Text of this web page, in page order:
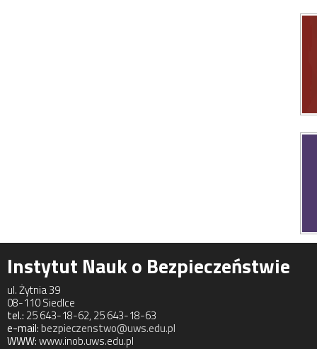
Instytut Nauk o Bezpieczeństwie
ul. Żytnia 39
08-110 Siedlce
tel.: 25 643-18-62, 25 643-18-63
e-mail:bezpieczenstwo@uws.edu.pl
WWW:www.inob.uws.edu.pl